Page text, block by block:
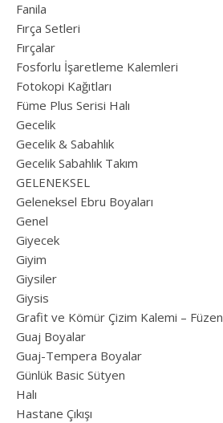
Fanila
Fırça Setleri
Fırçalar
Fosforlu İşaretleme Kalemleri
Fotokopi Kağıtları
Füme Plus Serisi Halı
Gecelik
Gecelik & Sabahlık
Gecelik Sabahlık Takım
GELENEKSEL
Geleneksel Ebru Boyaları
Genel
Giyecek
Giyim
Giysiler
Giysis
Grafit ve Kömür Çizim Kalemi – Füzen
Guaj Boyalar
Guaj-Tempera Boyalar
Günlük Basic Sütyen
Halı
Hastane Çıkışı